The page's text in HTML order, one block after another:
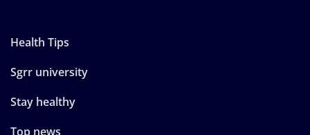
Health Tips
Sgrr university
Stay healthy
Top news